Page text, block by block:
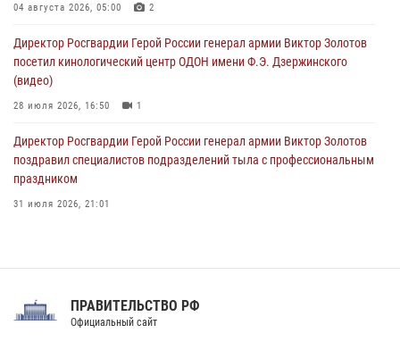
мать
04 августа 2026, 05:00 2
Директор Росгвардии Герой России генерал армии Виктор Золотов
посетил кинологический центр ОДОН имени Ф.Э. Дзержинского
(видео)
28 июля 2026, 16:50 1
Директор Росгвардии Герой России генерал армии Виктор Золотов
поздравил специалистов подразделений тыла с профессиональным
праздником
31 июля 2026, 21:01
Праздник «Один день с Росгвардией» к 105-летию Центрального
ПРАВИТЕЛЬСТВО РФ
Официальный сайт